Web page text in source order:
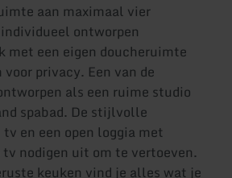
aan maximaal vier
ontworpen
met een eigen doucheruimte
privacy. Een van de
als een ruime studio
spabad. De stijlvolle
en een open loggia met
nodigen uit om te vertoeven.
keuken vind je alles wat je